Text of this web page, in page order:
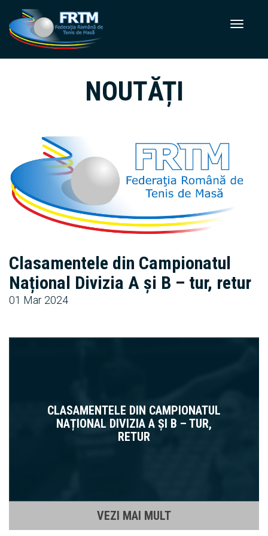
NOUTĂȚI
Clasamentele din Campionatul
Național Divizia A și B – tur, retur
01 Mar 2024
CLASAMENTELE DIN CAMPIONATUL
NAȚIONAL DIVIZIA A ȘI B – TUR,
RETUR
VEZI MAI MULT